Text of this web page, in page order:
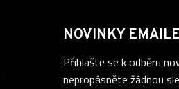
NOVINKY
Přihlašte se k odběru
nepropásněte žádnou